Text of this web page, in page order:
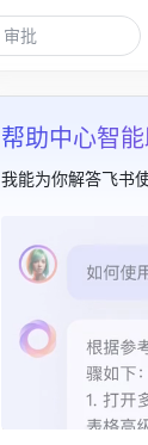
帮助中心智
我能为你解答飞书
文档 +
审批、